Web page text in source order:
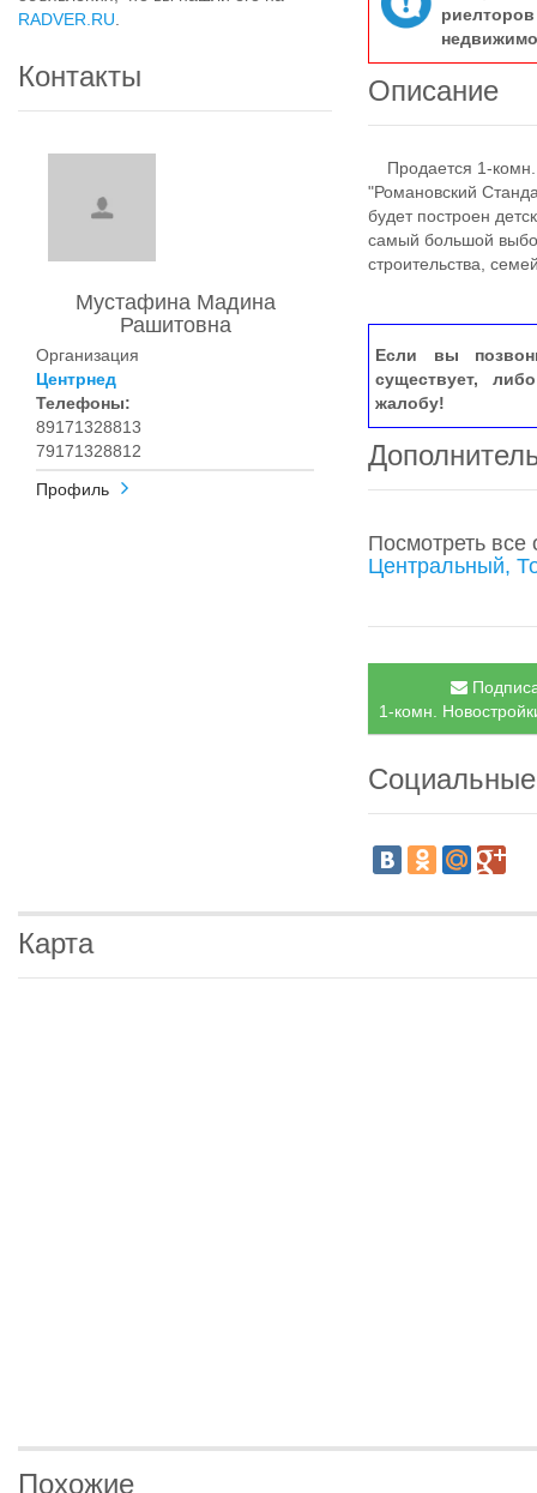
RADVER.RU
Контакты
Мустафина Мадина
Рашитовна
Организация
Центрнед
Телефоны:
89171328813
79171328812
Профиль
Описание
Продается 1-комн.
"Романовский
будет построен
самый большой
строительства,
Если вы
существует,
жалобу!
Посмотреть
Центральный,
1-комн.
Карта
Похожие